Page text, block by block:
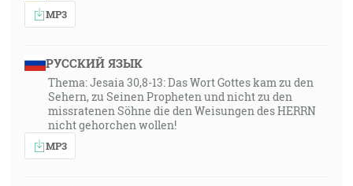
MP3
РУССКИЙ ЯЗЫК
Thema: Jesaia 30,8-13: Das Wort Gottes kam zu den
Sehern, zu Seinen Propheten und nicht zu den
missratenen Söhne die den Weisungen des HERRN
nicht gehorchen wollen!
MP3